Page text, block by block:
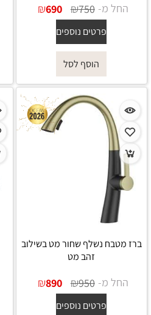
החל מ- ₪750
₪690
פרטים נוספים
הוסף לסל
ברז מטבח נשלף שחור מט בשילוב
זהב מט
החל מ- ₪950
₪890
פרטים נוספים